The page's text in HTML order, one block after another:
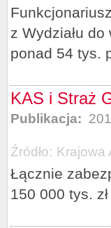
z Wydziału
ponad 54 tys.
KAS i Straż
Publikacja:
Źródło: Krajowa
Łącznie
150 000 tys. zł